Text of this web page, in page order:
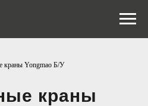
краны Yongmao Б/У
краны